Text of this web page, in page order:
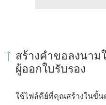
สร้างคำขอลงนาม
ผู้ออกใบรับรอง
ใช้ไฟล์คีย์ที่คุณสร้างในขั้น